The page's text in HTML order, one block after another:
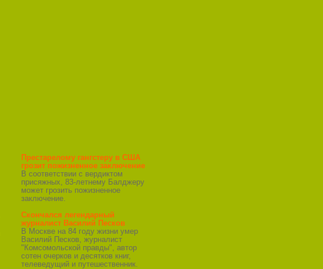
Престарелому гангстеру в США
грозит пожизненное заключение
В соответствии с вердиктом
присяжных, 83-летнему Балджеру
может грозить пожизненное
заключение.
Скончался легендарный
журналист Василий Песков
В Москве на 84 году жизни умер
Василий Песков, журналист
"Комсомольской правды", автор
сотен очерков и десятков книг,
телеведущий и путешественник.